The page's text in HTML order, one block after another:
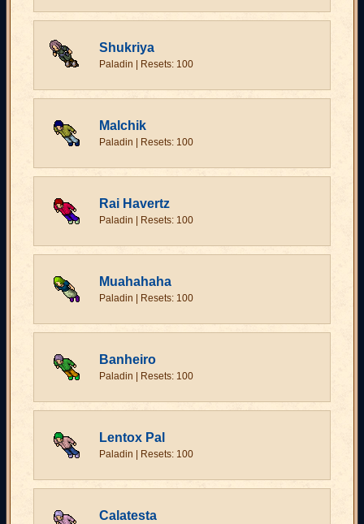
Shukriya
Paladin | Resets: 100
Malchik
Paladin | Resets: 100
Rai Havertz
Paladin | Resets: 100
Muahahaha
Paladin | Resets: 100
Banheiro
Paladin | Resets: 100
Lentox Pal
Paladin | Resets: 100
Calatesta